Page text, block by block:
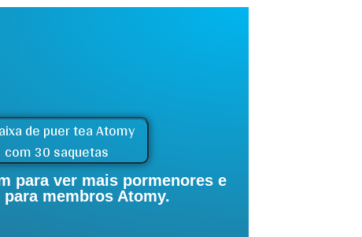
para ver mais pormenores e
membros Atomy.